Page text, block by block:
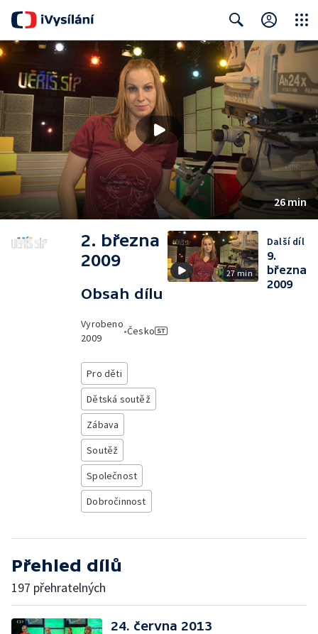
Search Close
26 min
2. března
2009
Obsah dílu
Vyrobeno
2009
•Česko
Pro děti
Dětská soutěž
Zábava
Soutěž
Společnost
Dobročinnost
27 min
Další díl
9.
března
2009
Přehled dílů
197 přehratelných
24. června 2013